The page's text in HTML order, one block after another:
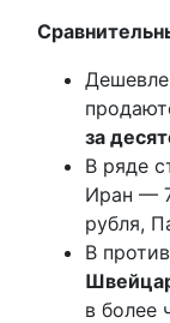
за
В ряде
Иран —
рубля,
В
в более